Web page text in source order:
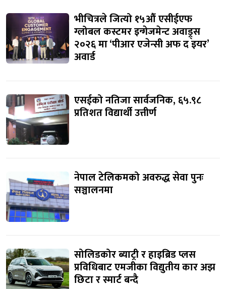
भीचित्रले जित्यो १५औं एसीईएफ
ग्लोबल कस्टमर इन्गेजमेन्ट अवाड्र्स
२०२६ मा ‘पीआर एजेन्सी अफ द इयर’
अवार्ड
एसईको नतिजा सार्वजनिक, ६५.९८
प्रतिशत विद्यार्थी उत्तीर्ण
नेपाल टेलिकमको अवरुद्ध सेवा पुनः
सञ्चालनमा
सोलिडकोर ब्याट्री र हाइब्रिड प्लस
प्रविधिबाट एमजीका विद्युतीय कार अझ
छिटा र स्मार्ट बन्दै